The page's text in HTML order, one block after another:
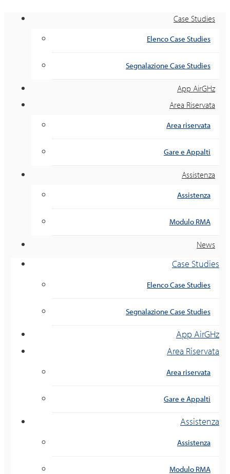
Case Studies
Elenco Case Studies
Segnalazione Case Studies
App AirGHz
Area Riservata
Area riservata
Gare e Appalti
Assistenza
Assistenza
Modulo RMA
News
Case Studies
Elenco Case Studies
Segnalazione Case Studies
App AirGHz
Area Riservata
Area riservata
Gare e Appalti
Assistenza
Assistenza
Modulo RMA